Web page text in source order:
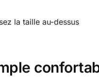
la taille au-dessus